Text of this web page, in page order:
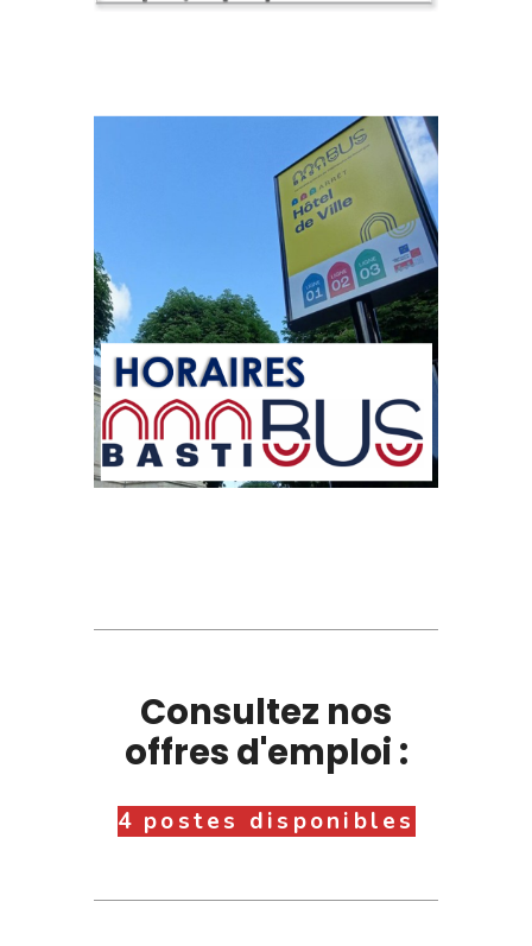
Consultez nos
offres d'emploi :
4 postes disponibles